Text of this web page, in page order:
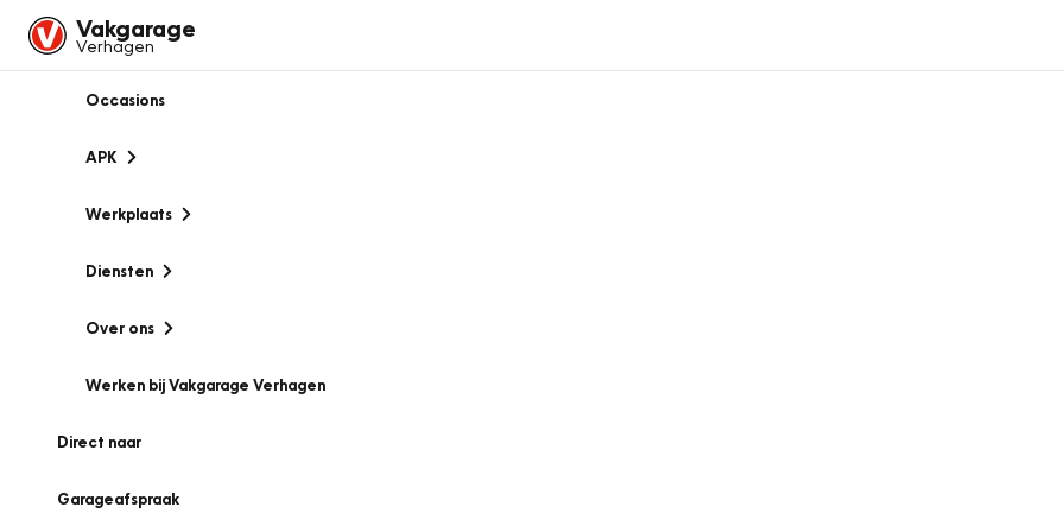
Vakgarage
Verhagen
Occasions
APK
Werkplaats
Diensten
Over ons
Werken bij Vakgarage Verhagen
Direct naar
Garageafspraak